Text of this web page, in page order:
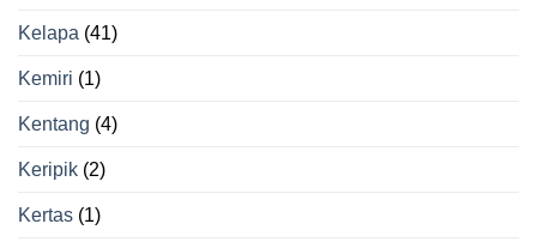
Kelapa (41)
Kemiri (1)
Kentang (4)
Keripik (2)
Kertas (1)